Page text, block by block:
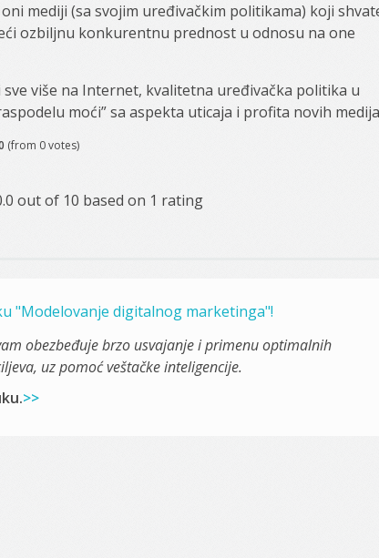
mediji (sa svojim uređivačkim politikama) koji
ozbiljnu konkurentnu prednost u odnosu na one
više na Internet, kvalitetna uređivačka politika u
moći” sa aspekta uticaja i profita novih
(from 0 votes)
out of 10 based on 1 rating
"Modelovanje digitalnog marketinga"!
obezbeđuje brzo usvajanje i primenu optimalnih
uz pomoć veštačke inteligencije.
>>